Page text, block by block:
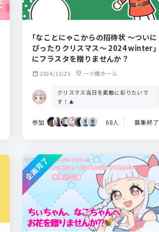
｢なことにゃこからの招待状 ～ついに
ぴったりクリスマス～ 2024 winter｣
にフラスタを贈りませんか？
calendar_month 2024/12/25 location_on 一ツ橋ホール
クリスマス当日を素敵に彩りたいで
す！🎄
参加 68人 募集終了
企画完了